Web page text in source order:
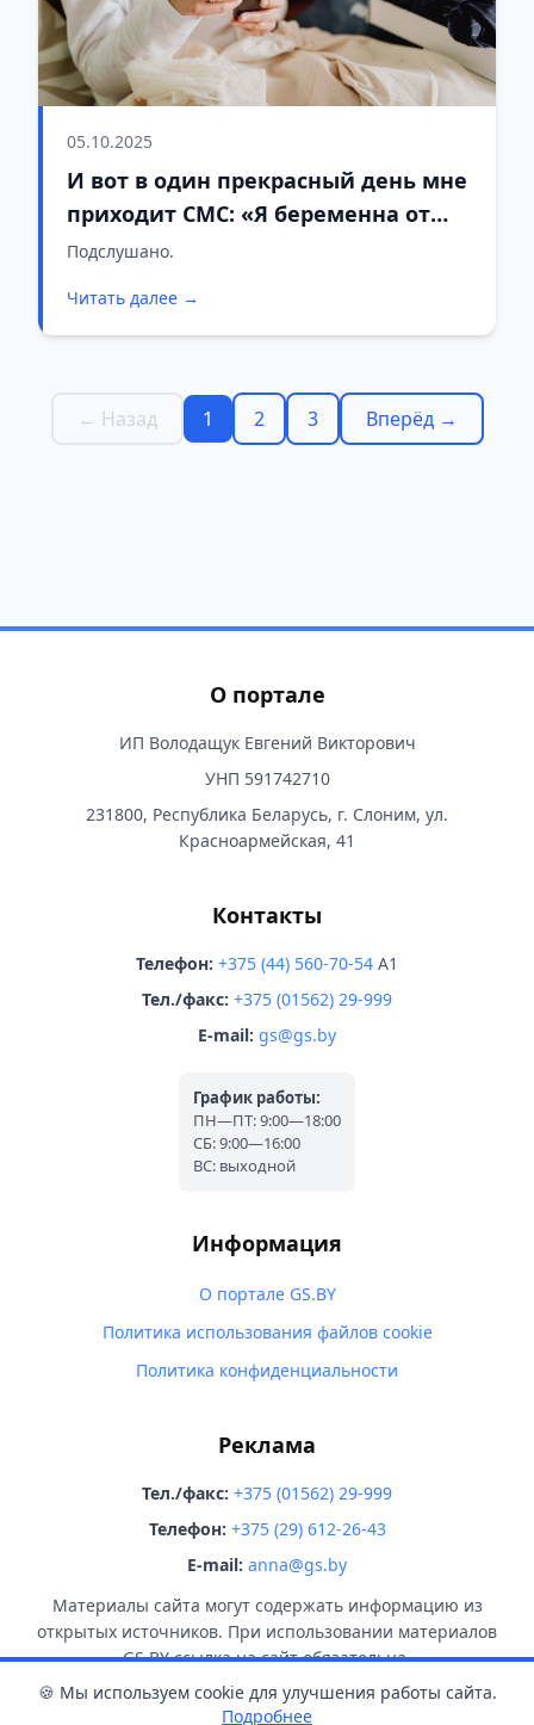
05.10.2025
И вот в один прекрасный день мне
приходит СМС: «Я беременна от
вашего мужа»
Подслушано.
Читать далее →
← Назад 1 2 3 Вперёд →
О портале
ИП Володащук Евгений Викторович
УНП 591742710
231800, Республика Беларусь, г. Слоним, ул.
Красноармейская, 41
Контакты
Телефон: +375 (44) 560-70-54 A1
Тел./факс: +375 (01562) 29-999
E-mail: gs@gs.by
График работы:
ПН—ПТ: 9:00—18:00
СБ: 9:00—16:00
ВС: выходной
Информация
О портале GS.BY
Политика использования файлов cookie
Политика конфиденциальности
Реклама
Тел./факс: +375 (01562) 29-999
Телефон: +375 (29) 612-26-43
E-mail: anna@gs.by
Материалы сайта могут содержать информацию из
открытых источников. При использовании материалов
GS.BY ссылка на сайт обязательна.
🍪 Мы используем cookie для улучшения работы сайта.
Подробнее